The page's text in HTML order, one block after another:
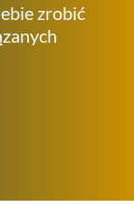
zrobić